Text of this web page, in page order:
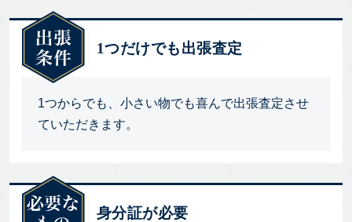
1つだけでも出張査定
1つからでも、小さい物でも喜んで出張査定させ
ていただきます。
身分証が必要